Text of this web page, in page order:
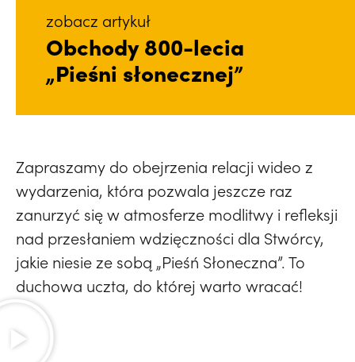
zobacz artykuł
Obchody 800-lecia
„Pieśni słonecznej”
Zapraszamy do obejrzenia relacji wideo z
wydarzenia, która pozwala jeszcze raz
zanurzyć się w atmosferze modlitwy i refleksji
nad przesłaniem wdzięczności dla Stwórcy,
jakie niesie ze sobą „Pieśń Słoneczna”. To
duchowa uczta, do której warto wracać!